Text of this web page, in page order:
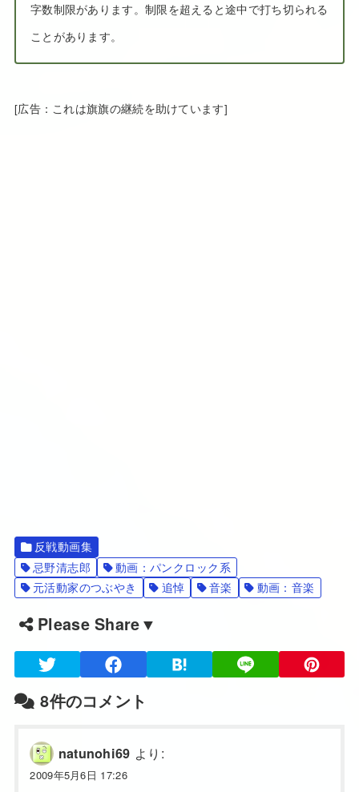
字数制限があります。制限を超えると途中で打ち切られる
ことがあります。
[広告：これは旗旗の継続を助けています]
反戦動画集
忌野清志郎
動画：パンクロック系
元活動家のつぶやき
追悼 音楽 動画：音楽
Please Share▼
8件のコメント
natunohi69 より:
2009年5月6日 17:26